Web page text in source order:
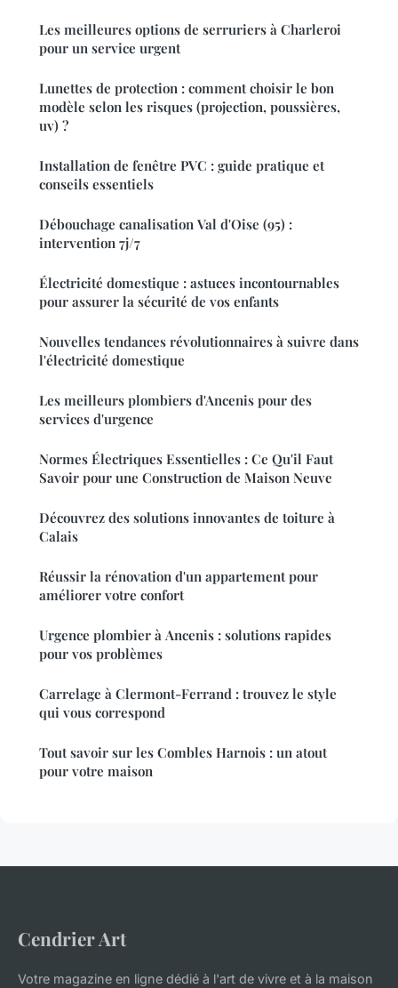
Les meilleures options de serruriers à Charleroi
pour un service urgent
Lunettes de protection : comment choisir le bon
modèle selon les risques (projection, poussières,
uv) ?
Installation de fenêtre PVC : guide pratique et
conseils essentiels
Débouchage canalisation Val d'Oise (95) :
intervention 7j/7
Électricité domestique : astuces incontournables
pour assurer la sécurité de vos enfants
Nouvelles tendances révolutionnaires à suivre dans
l'électricité domestique
Les meilleurs plombiers d'Ancenis pour des
services d'urgence
Normes Électriques Essentielles : Ce Qu'il Faut
Savoir pour une Construction de Maison Neuve
Découvrez des solutions innovantes de toiture à
Calais
Réussir la rénovation d'un appartement pour
améliorer votre confort
Urgence plombier à Ancenis : solutions rapides
pour vos problèmes
Carrelage à Clermont-Ferrand : trouvez le style
qui vous correspond
Tout savoir sur les Combles Harnois : un atout
pour votre maison
Cendrier Art
Votre magazine en ligne dédié à l'art de vivre et à la maison